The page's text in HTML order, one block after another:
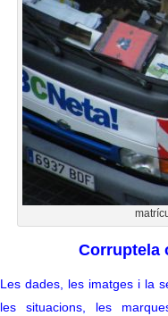
Corruptela
Les dades, les imatges i la
les situacions, les